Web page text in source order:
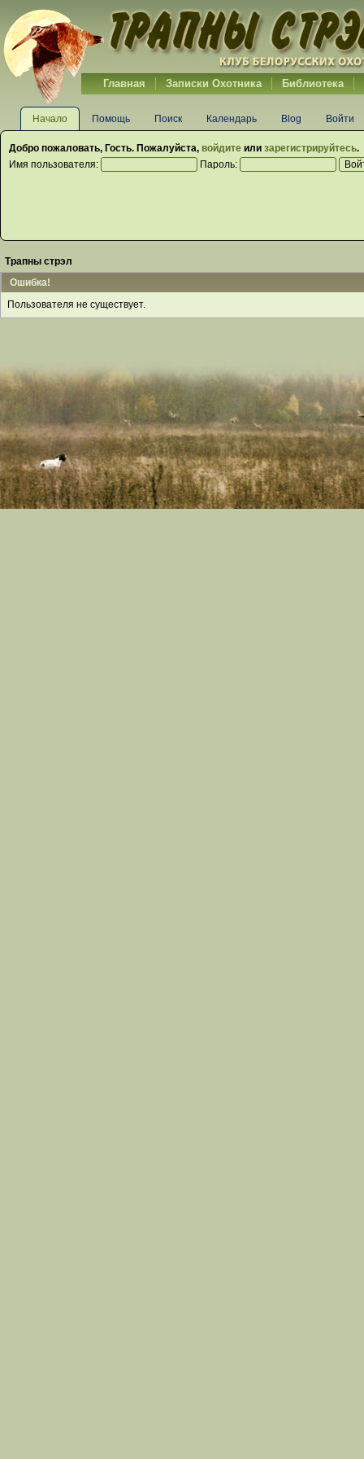
Главная Записки Охотника Библиотека
Начало Помощь Поиск Календарь Blog Войти
Добро пожаловать, Гость. Пожалуйста, войдите или зарегистрируйтесь.
Имя пользователя:
Пароль:
Трапны стрэл
Ошибка!
Пользователя не существует.